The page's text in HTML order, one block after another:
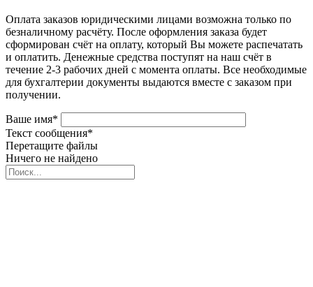
Оплата заказов юридическими лицами возможна только по
безналичному расчёту. После оформления заказа будет
сформирован счёт на оплату, который Вы можете распечатать
и оплатить. Денежные средства поступят на наш счёт в
течение 2-3 рабочих дней с момента оплаты. Все необходимые
для бухгалтерии документы выдаются вместе с заказом при
получении.
Ваше имя*
Текст сообщения*
Перетащите файлы
Ничего не найдено